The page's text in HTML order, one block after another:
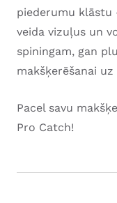
piederumu klāstu
veida vizuļus un
spiningam, gan
makšķerēšanai
Pacel savu
Pro Catch!